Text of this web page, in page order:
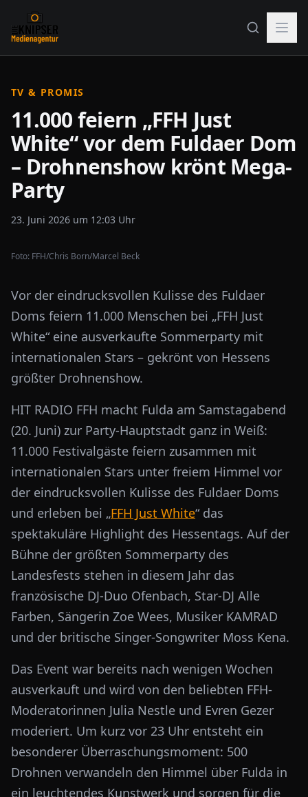
TV & PROMIS
11.000 feiern „FFH Just
White“ vor dem Fuldaer Dom
– Drohnenshow krönt Mega-
Party
23. Juni 2026 um 12:03 Uhr
Foto: FFH/Chris Born/Marcel Beck
Vor der eindrucksvollen Kulisse des Fuldaer
Doms feiern 11.000 Menschen bei „FFH Just
White“ eine ausverkaufte Sommerparty mit
internationalen Stars – gekrönt von Hessens
größter Drohnenshow.
HIT RADIO FFH macht Fulda am Samstagabend
(20. Juni) zur Party-Hauptstadt ganz in Weiß:
11.000 Festivalgäste feiern zusammen mit
internationalen Stars unter freiem Himmel vor
der eindrucksvollen Kulisse des Fuldaer Doms
und erleben bei „FFH Just White“ das
spektakuläre Highlight des Hessentags. Auf der
Bühne der größten Sommerparty des
Landesfests stehen in diesem Jahr das
französische DJ-Duo Ofenbach, Star-DJ Alle
Farben, Sängerin Zoe Wees, Musiker KAMRAD
und der britische Singer-Songwriter Moss Kena.
Das Event war bereits nach wenigen Wochen
ausverkauft und wird von den beliebten FFH-
Moderatorinnen Julia Nestle und Evren Gezer
moderiert. Um kurz vor 23 Uhr entsteht ein
besonderer Überraschungsmoment: 500
Drohnen verwandeln den Himmel über Fulda in
ein leuchtendes Kunstwerk und sorgen für die